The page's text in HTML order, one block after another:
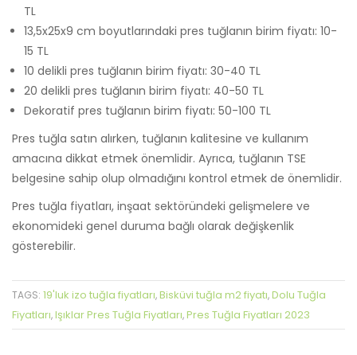
TL
13,5x25x9 cm boyutlarındaki pres tuğlanın birim fiyatı: 10-
15 TL
10 delikli pres tuğlanın birim fiyatı: 30-40 TL
20 delikli pres tuğlanın birim fiyatı: 40-50 TL
Dekoratif pres tuğlanın birim fiyatı: 50-100 TL
Pres tuğla satın alırken, tuğlanın kalitesine ve kullanım
amacına dikkat etmek önemlidir. Ayrıca, tuğlanın TSE
belgesine sahip olup olmadığını kontrol etmek de önemlidir.
Pres tuğla fiyatları, inşaat sektöründeki gelişmelere ve
ekonomideki genel duruma bağlı olarak değişkenlik
gösterebilir.
TAGS: 19'luk izo tuğla fiyatları,Bisküvi tuğla m2 fiyatı,Dolu Tuğla
Fiyatları,Işıklar Pres Tuğla Fiyatları,Pres Tuğla Fiyatları 2023